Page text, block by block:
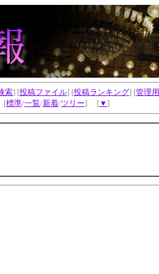
索] [投稿ファイル] [投稿ランキング] [管理用
[標準/一覧/新着/ツリー] [▼ ]